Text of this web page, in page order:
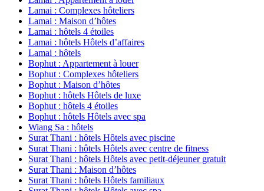
Lamai : Complexes hôteliers
Lamai : Maison d’hôtes
Lamai : hôtels 4 étoiles
Lamai : hôtels Hôtels d’affaires
Lamai : hôtels
Bophut : Appartement à louer
Bophut : Complexes hôteliers
Bophut : Maison d’hôtes
Bophut : hôtels Hôtels de luxe
Bophut : hôtels 4 étoiles
Bophut : hôtels Hôtels avec spa
Wiang Sa : hôtels
Surat Thani : hôtels Hôtels avec piscine
Surat Thani : hôtels Hôtels avec centre de fitness
Surat Thani : hôtels Hôtels avec petit-déjeuner gratuit
Surat Thani : Maison d’hôtes
Surat Thani : hôtels Hôtels familiaux